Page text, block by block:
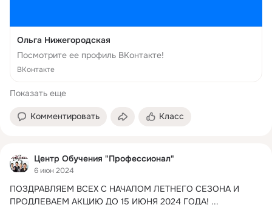
Ольга Нижегородская
Посмотрите ее профиль ВКонтакте!
ВКонтакте
Показать еще
Комментировать Класс
Центр Обучения "Профессионал"
6 июн 2024
ПОЗДРАВЛЯЕМ ВСЕХ С НАЧАЛОМ ЛЕТНЕГО СЕЗОНА И
ПРОДЛЕВАЕМ АКЦИЮ ДО 15 ИЮНЯ 2024 ГОДА! ...